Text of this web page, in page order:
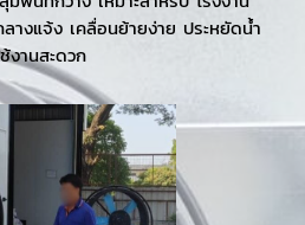
างแจ้ง เคลื่อนย้ายง่าย ประหยัดน้ำ
งานสะดวก